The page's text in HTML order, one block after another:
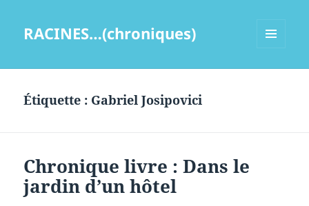
RACINES…(chroniques)
Étiquette : Gabriel Josipovici
Chronique livre : Dans le
jardin d’un hôtel